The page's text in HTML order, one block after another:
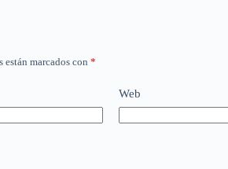
marcados con *
Web